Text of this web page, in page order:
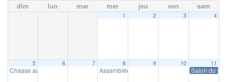
dim lun mar mer jeu ven sam
1 2 3 4
5
Chasse aux œufs
6 7 8
Assemblée générale de Masnystoria14 h 30
9 10 11
Salon du